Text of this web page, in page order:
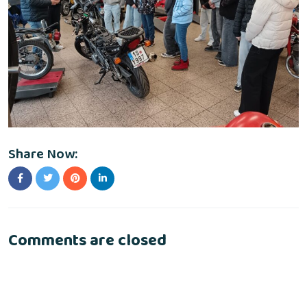
Share Now:
Comments are closed